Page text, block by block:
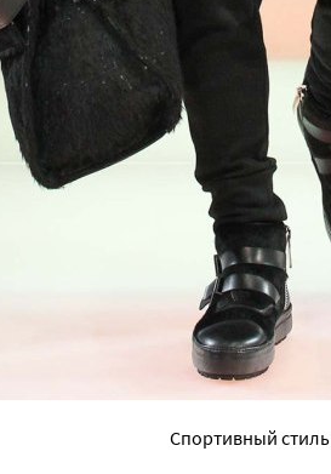
Спортивный